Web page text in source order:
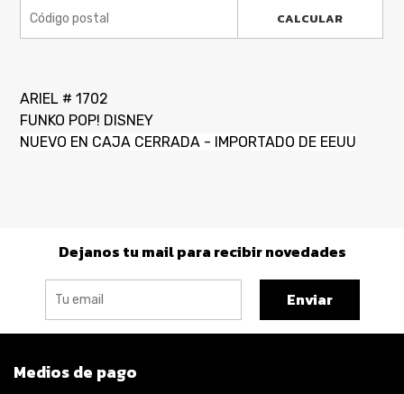
CALCULAR
ARIEL # 1702
FUNKO POP! DISNEY
NUEVO EN CAJA CERRADA - IMPORTADO DE EEUU
Dejanos tu mail para recibir novedades
Enviar
Medios de pago